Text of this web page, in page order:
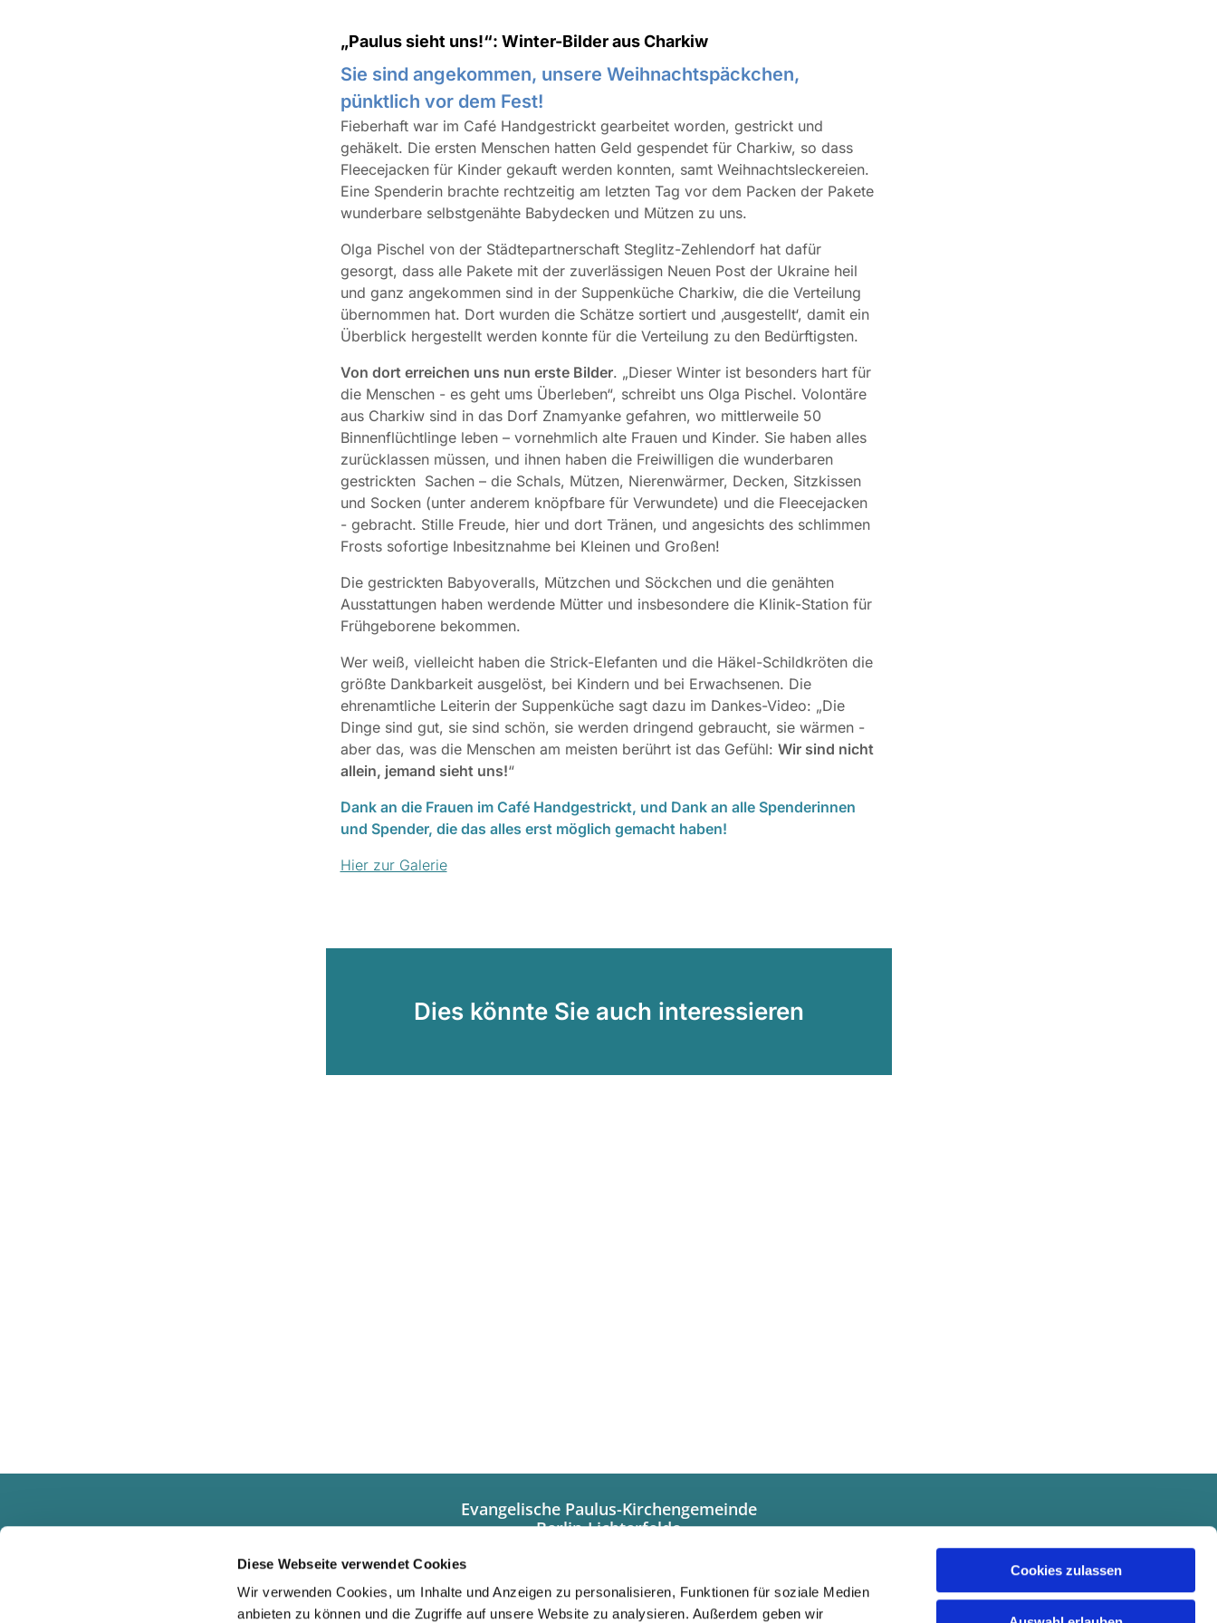
Diese Webseite verwendet Cookies
Wir verwenden Cookies, um Inhalte und Anzeigen zu personalisieren, Funktionen für soziale Medien
anbieten zu können und die Zugriffe auf unsere Website zu analysieren. Außerdem geben wir
Cookies zulassen
„Paulus sieht uns!“: Winter-Bilder aus Charkiw
Sie sind angekommen, unsere Weihnachtspäckchen,
pünktlich vor dem Fest!
Fieberhaft war im Café Handgestrickt gearbeitet worden, gestrickt und
gehäkelt. Die ersten Menschen hatten Geld gespendet für Charkiw, so dass
Fleecejacken für Kinder gekauft werden konnten, samt Weihnachtsleckereien.
Eine Spenderin brachte rechtzeitig am letzten Tag vor dem Packen der Pakete
wunderbare selbstgenähte Babydecken und Mützen zu uns.
Olga Pischel von der Städtepartnerschaft Steglitz-Zehlendorf hat dafür
gesorgt, dass alle Pakete mit der zuverlässigen Neuen Post der Ukraine heil
und ganz angekommen sind in der Suppenküche Charkiw, die die Verteilung
übernommen hat. Dort wurden die Schätze sortiert und ‚ausgestellt‘, damit ein
Überblick hergestellt werden konnte für die Verteilung zu den Bedürftigsten.
Von dort erreichen uns nun erste Bilder. „Dieser Winter ist besonders hart für
die Menschen - es geht ums Überleben“, schreibt uns Olga Pischel. Volontäre
aus Charkiw sind in das Dorf Znamyanke gefahren, wo mittlerweile 50
Binnenflüchtlinge leben – vornehmlich alte Frauen und Kinder. Sie haben alles
zurücklassen müssen, und ihnen haben die Freiwilligen die wunderbaren
gestrickten Sachen – die Schals, Mützen, Nierenwärmer, Decken, Sitzkissen
und Socken (unter anderem knöpfbare für Verwundete) und die Fleecejacken
- gebracht. Stille Freude, hier und dort Tränen, und angesichts des schlimmen
Frosts sofortige Inbesitznahme bei Kleinen und Großen!
Die gestrickten Babyoveralls, Mützchen und Söckchen und die genähten
Ausstattungen haben werdende Mütter und insbesondere die Klinik-Station für
Frühgeborene bekommen.
Wer weiß, vielleicht haben die Strick-Elefanten und die Häkel-Schildkröten die
größte Dankbarkeit ausgelöst, bei Kindern und bei Erwachsenen. Die
ehrenamtliche Leiterin der Suppenküche sagt dazu im Dankes-Video: „Die
Dinge sind gut, sie sind schön, sie werden dringend gebraucht, sie wärmen -
aber das, was die Menschen am meisten berührt ist das Gefühl: Wir sind nicht
allein, jemand sieht uns!“
Dank an die Frauen im Café Handgestrickt, und Dank an alle Spenderinnen
und Spender, die das alles erst möglich gemacht haben!
Hier zur Galerie
Dies könnte Sie auch interessieren
Evangelische Paulus-Kirchengemeinde
Berlin-Lichterfelde
+49308449320
info@paulus-lichterfelde.de